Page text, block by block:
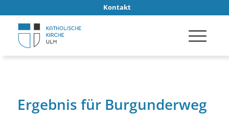
Kontakt
Ergebnis für Burgunderweg